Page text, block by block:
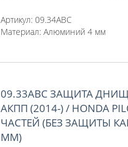
Артикул: 09.34ABC
Материал: Алюминий 4 мм
09.33ABC ЗАЩИТА
АКПП (2014-) / HONDA
ЧАСТЕЙ (БЕЗ ЗАЩИТЫ
ММ)